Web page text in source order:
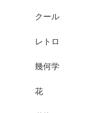
クール
レトロ
幾何学
花